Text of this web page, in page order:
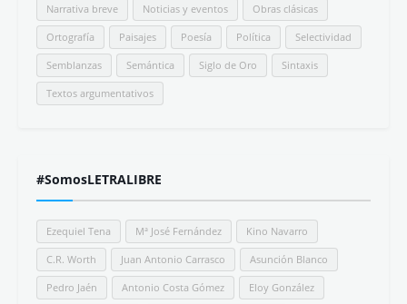
Narrativa breve Noticias y eventos Obras clásicas
Ortografía Paisajes Poesía Política Selectividad
Semblanzas Semántica Siglo de Oro Sintaxis
Textos argumentativos
#SomosLETRALIBRE
Ezequiel Tena Mª José Fernández Kino Navarro
C.R. Worth Juan Antonio Carrasco Asunción Blanco
Pedro Jaén Antonio Costa Gómez Eloy González